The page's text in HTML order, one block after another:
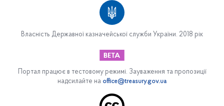
Власність Державної казначейської служби України. 2018 рік
Організаційна структура апарату Казначейства
Відділ обслуговування державного боргу
Управління платіжних систем
Департамент цифрової трансформації та інформаційно-
Портал працює в тестовому режимі. Зауваження та пропозиції
надсилайте на office@treasury.gov.ua